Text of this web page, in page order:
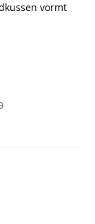
vormt